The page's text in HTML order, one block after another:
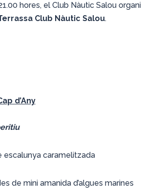
hores, el Club Nàutic Salou
Club Nàutic Salou.
d’Any
escalunya caramelitzada
de mini amanida d’algues marines